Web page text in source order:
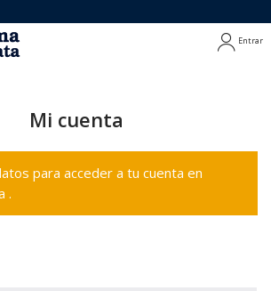
Entrar
Mi cuenta
para acceder a tu cuenta en
.